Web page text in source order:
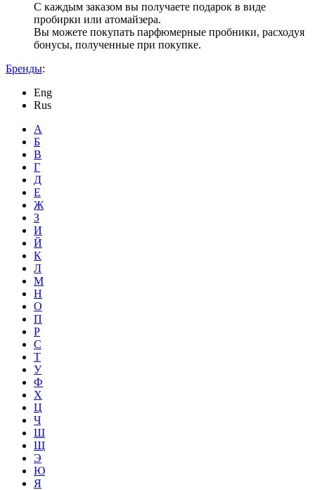
С каждым заказом вы получаете подарок в виде
пробирки или атомайзера.
Вы можете покупать парфюмерные пробники, расходуя
бонусы, полученные при покупке.
Бренды:
Eng
Rus
А
Б
В
Г
Д
Е
Ж
З
И
Й
К
Л
М
Н
О
П
Р
С
Т
У
Ф
Х
Ц
Ч
Ш
Щ
Э
Ю
Я